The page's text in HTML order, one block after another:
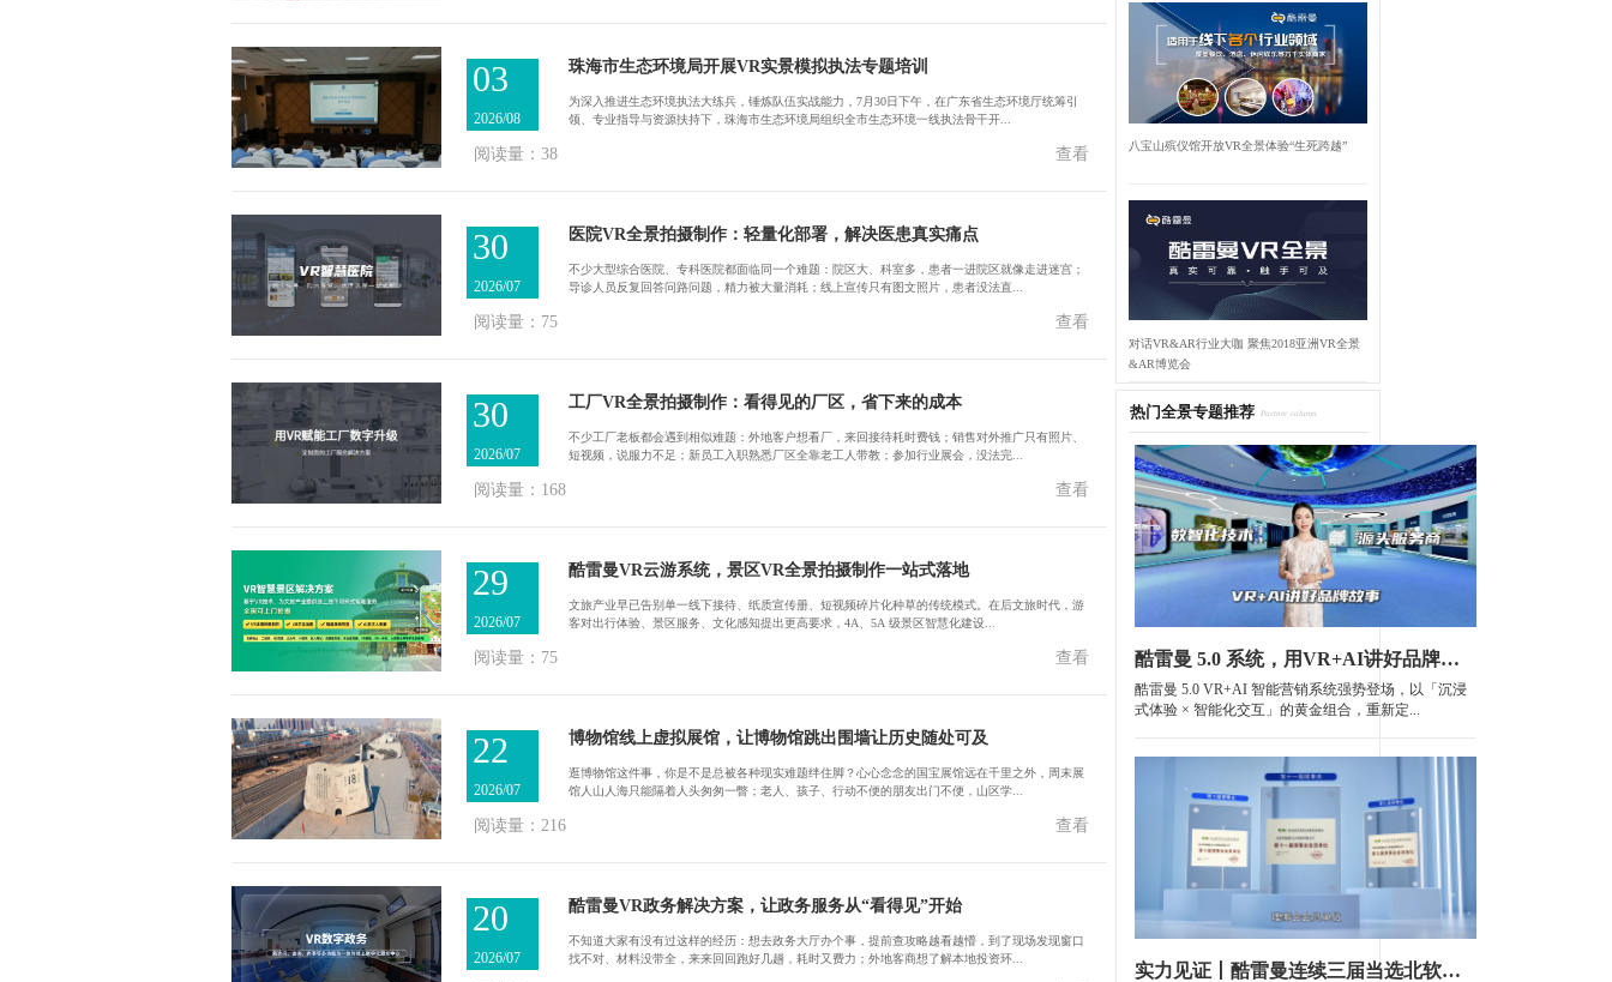
珠海市生态环境局开展VR实景模拟执法专题培训
为深入推进生态环境执法大练兵，锤炼队伍实战能力，7月30日下午，在广东省生态环境厅统筹引
领、专业指导与资源扶持下，珠海市生态环境局组织全市生态环境一线执法骨干开...
阅读量：38 查看
03
2026/08
医院VR全景拍摄制作：轻量化部署，解决医患真实痛点
不少大型综合医院、专科医院都面临同一个难题：院区大、科室多，患者一进院区就像走进迷宫；
导诊人员反复回答问路问题，精力被大量消耗；线上宣传只有图文照片，患者没法直...
阅读量：75 查看
30
2026/07
工厂VR全景拍摄制作：看得见的厂区，省下来的成本
不少工厂老板都会遇到相似难题：外地客户想看厂，来回接待耗时费钱；销售对外推广只有照片、
短视频，说服力不足；新员工入职熟悉厂区全靠老工人带教；参加行业展会，没法完...
阅读量：168 查看
30
2026/07
酷雷曼VR云游系统，景区VR全景拍摄制作一站式落地
文旅产业早已告别单一线下接待、纸质宣传册、短视频碎片化种草的传统模式。在后文旅时代，游
客对出行体验、景区服务、文化感知提出更高要求，4A、5A 级景区智慧化建设...
阅读量：75 查看
29
2026/07
博物馆线上虚拟展馆，让博物馆跳出围墙让历史随处可及
逛博物馆这件事，你是不是总被各种现实难题绊住脚？心心念念的国宝展馆远在千里之外，周末展
馆人山人海只能隔着人头匆匆一瞥；老人、孩子、行动不便的朋友出门不便，山区学...
阅读量：216 查看
22
2026/07
酷雷曼VR政务解决方案，让政务服务从“看得见”开始
不知道大家有没有过这样的经历：想去政务大厅办个事，提前查攻略越看越懵，到了现场发现窗口
找不对、材料没带全，来来回回跑好几趟，耗时又费力；外地客商想了解本地投资环...
20
2026/07
八宝山殡仪馆开放VR全景体验“生死跨越”
对话VR&AR行业大咖 聚焦2018亚洲VR全景
&AR博览会
热门全景专题推荐 Partner column
酷雷曼 5.0 系统，用VR+AI讲好品牌故事
酷雷曼 5.0 VR+AI 智能营销系统强势登场，以「沉浸
式体验 × 智能化交互」的黄金组合，重新定...
实力见证丨酷雷曼连续三届当选北软协理事会会员单位